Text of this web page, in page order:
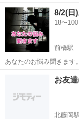
京は毎日が刺激的！👍✨
行く場所がたくさん🍝✨ 新しい仕事、好きなこと、推し活、新しい趣
味も見つかるし、いろん
群馬 みどり市
8/2(日
18〜100
前橋駅
あなたのお悩み聞きます
達・同僚etc どんな悩みでもOK👌 身近な人には相
と、誰にも言えない様
前橋
お友達
北藤岡駅